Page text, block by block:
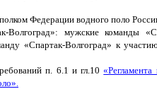
Федерации водного поло
мужские команды
«Спартак-Волгоград» к
п. 6.1 и гл.10